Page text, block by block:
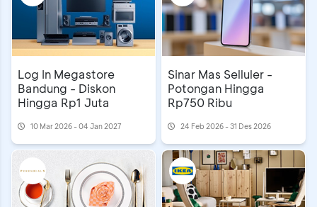
Log In Megastore
Bandung - Diskon
Hingga Rp1 Juta
10 Mar 2026 - 04 Jan 2027
Sinar Mas Selluler -
Potongan Hingga
Rp750 Ribu
24 Feb 2026 - 31 Des 2026